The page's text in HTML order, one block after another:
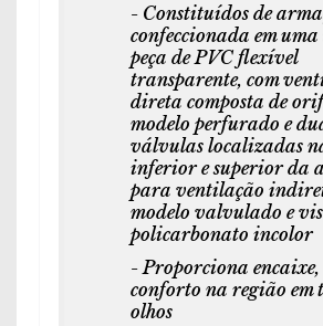
- Constituídos de
confeccionada em
peça de PVC flexível
transparente, com
direta composta de
modelo perfurado e
válvulas localizadas
inferior e superior da
para ventilação
modelo valvulado e
policarbonato incolor
- Proporciona encaixe,
conforto na região em
olhos